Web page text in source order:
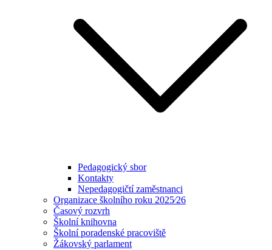
Pedagogický sbor
Kontakty
Nepedagogičtí zaměstnanci
Organizace školního roku 2025⁄26
Časový rozvrh
Školní knihovna
Školní poradenské pracoviště
Žákovský parlament